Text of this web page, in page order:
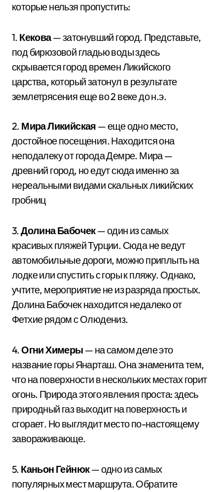
которые нельзя пропустить:
1. Кекова— затонувший город. Представьте,
под бирюзовой гладью воды здесь
скрывается город времен Ликийского
царства, который затонул в результате
землетрясения еще во 2 веке до н.э.
2. Мира Ликийская — еще одно место,
достойное посещения. Находится она
неподалеку от города Демре. Мира —
древний город, но едут сюда именно за
нереальными видами скальных ликийских
гробниц
3.Долина Бабочек— один из самых
красивых пляжей Турции. Сюда не ведут
автомобильные дороги, можно приплыть на
лодке или спустить с горы к пляжу. Однако,
учтите, мероприятие не из разряда простых.
Долина Бабочек находится недалеко от
Фетхие рядом с Олюдениз.
4.Огни Химеры — на самом деле это
название горы Янарташ. Она знаменита тем,
что на поверхности в нескольких местах горит
огонь. Природа этого явления проста: здесь
природный газ выходит на поверхность и
сгорает. Но выглядит место по-настоящему
завораживающе.
5. Каньон Гейнюк— одно из самых
популярных мест маршрута. Обратите